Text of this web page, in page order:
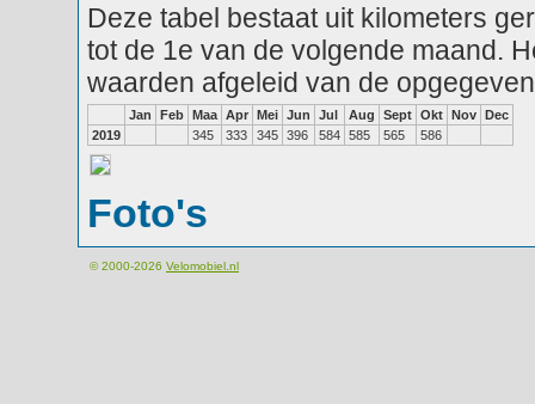
Deze tabel bestaat uit kilometers
tot de 1e van de volgende maand.
waarden afgeleid van de
Jan Feb Maa Apr Mei Jun Jul Aug Sept Okt Nov Dec
2019
345 333 345 396 584 585 565 586
Foto's
© 2000-2026 Velomobiel.nl